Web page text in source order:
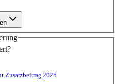
Zusatzbeitrag 2025